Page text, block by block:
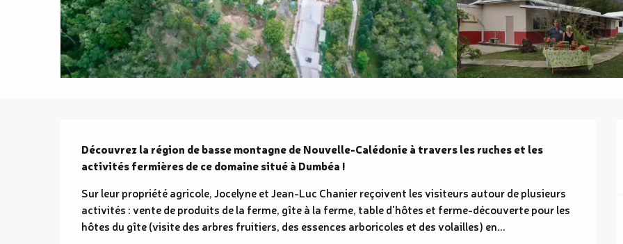
Description
Découvrez la région de basse montagne de Nouvelle-Calédonie à travers les ruches et les
activités fermières de ce domaine situé à Dumbéa !
Sur leur propriété agricole, Jocelyne et Jean-Luc Chanier reçoivent les visiteurs autour de plusieurs
activités : vente de produits de la ferme, gîte à la ferme, table d'hôtes et ferme-découverte pour les
hôtes du gîte (visite des arbres fruitiers, des essences arboricoles et des volailles) en...